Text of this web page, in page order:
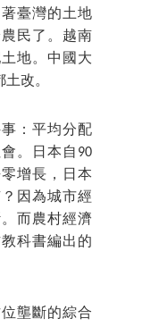
臺灣的土地
民了。越南
地。中國大
改。
：平均分配
。日本自90
增長，日本
因為城市經
而農村經濟
科書編出的
壟斷的綜合